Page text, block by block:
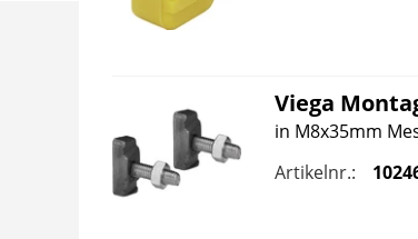
Viega
in M8x35mm
Artikelnr.: